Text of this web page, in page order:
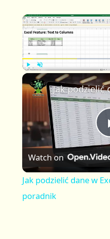
U
n
m
t
Watch on
Jak podzielić dane w
poradnik